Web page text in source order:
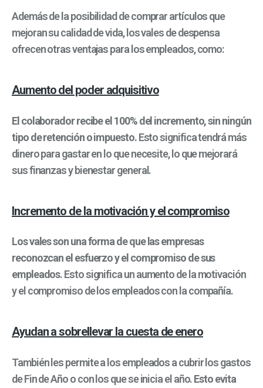
Además de la posibilidad de comprar artículos que
mejoran su calidad de vida, los vales de despensa
ofrecen otras ventajas para los empleados, como:
Aumento del poder adquisitivo
El colaborador recibe el 100% del incremento, sin ningún
tipo de retención o impuesto.Esto significa tendrá más
dinero para gastar en lo que necesite, lo que mejorará
sus finanzas y bienestar general.
Incremento de la motivación y el compromiso
Los vales son una forma de que las empresas
reconozcan el esfuerzo y el compromiso de sus
empleados. Esto significa un aumento de la motivación
y el compromiso de los empleados con la compañía.
Ayudan a sobrellevar la cuesta de enero
También les permite a los empleados a cubrir los gastos
de Fin de Año o con los que se inicia el año.Esto evita